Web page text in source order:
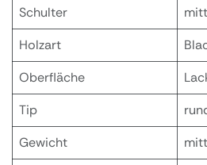
Schulter
Holzart
Oberfläche
Tip
Gewicht